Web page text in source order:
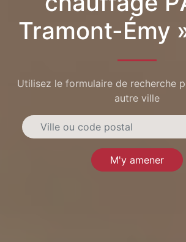
Tramont-Émy
Utilisez le formulaire de recherche
autre ville
M'y amener